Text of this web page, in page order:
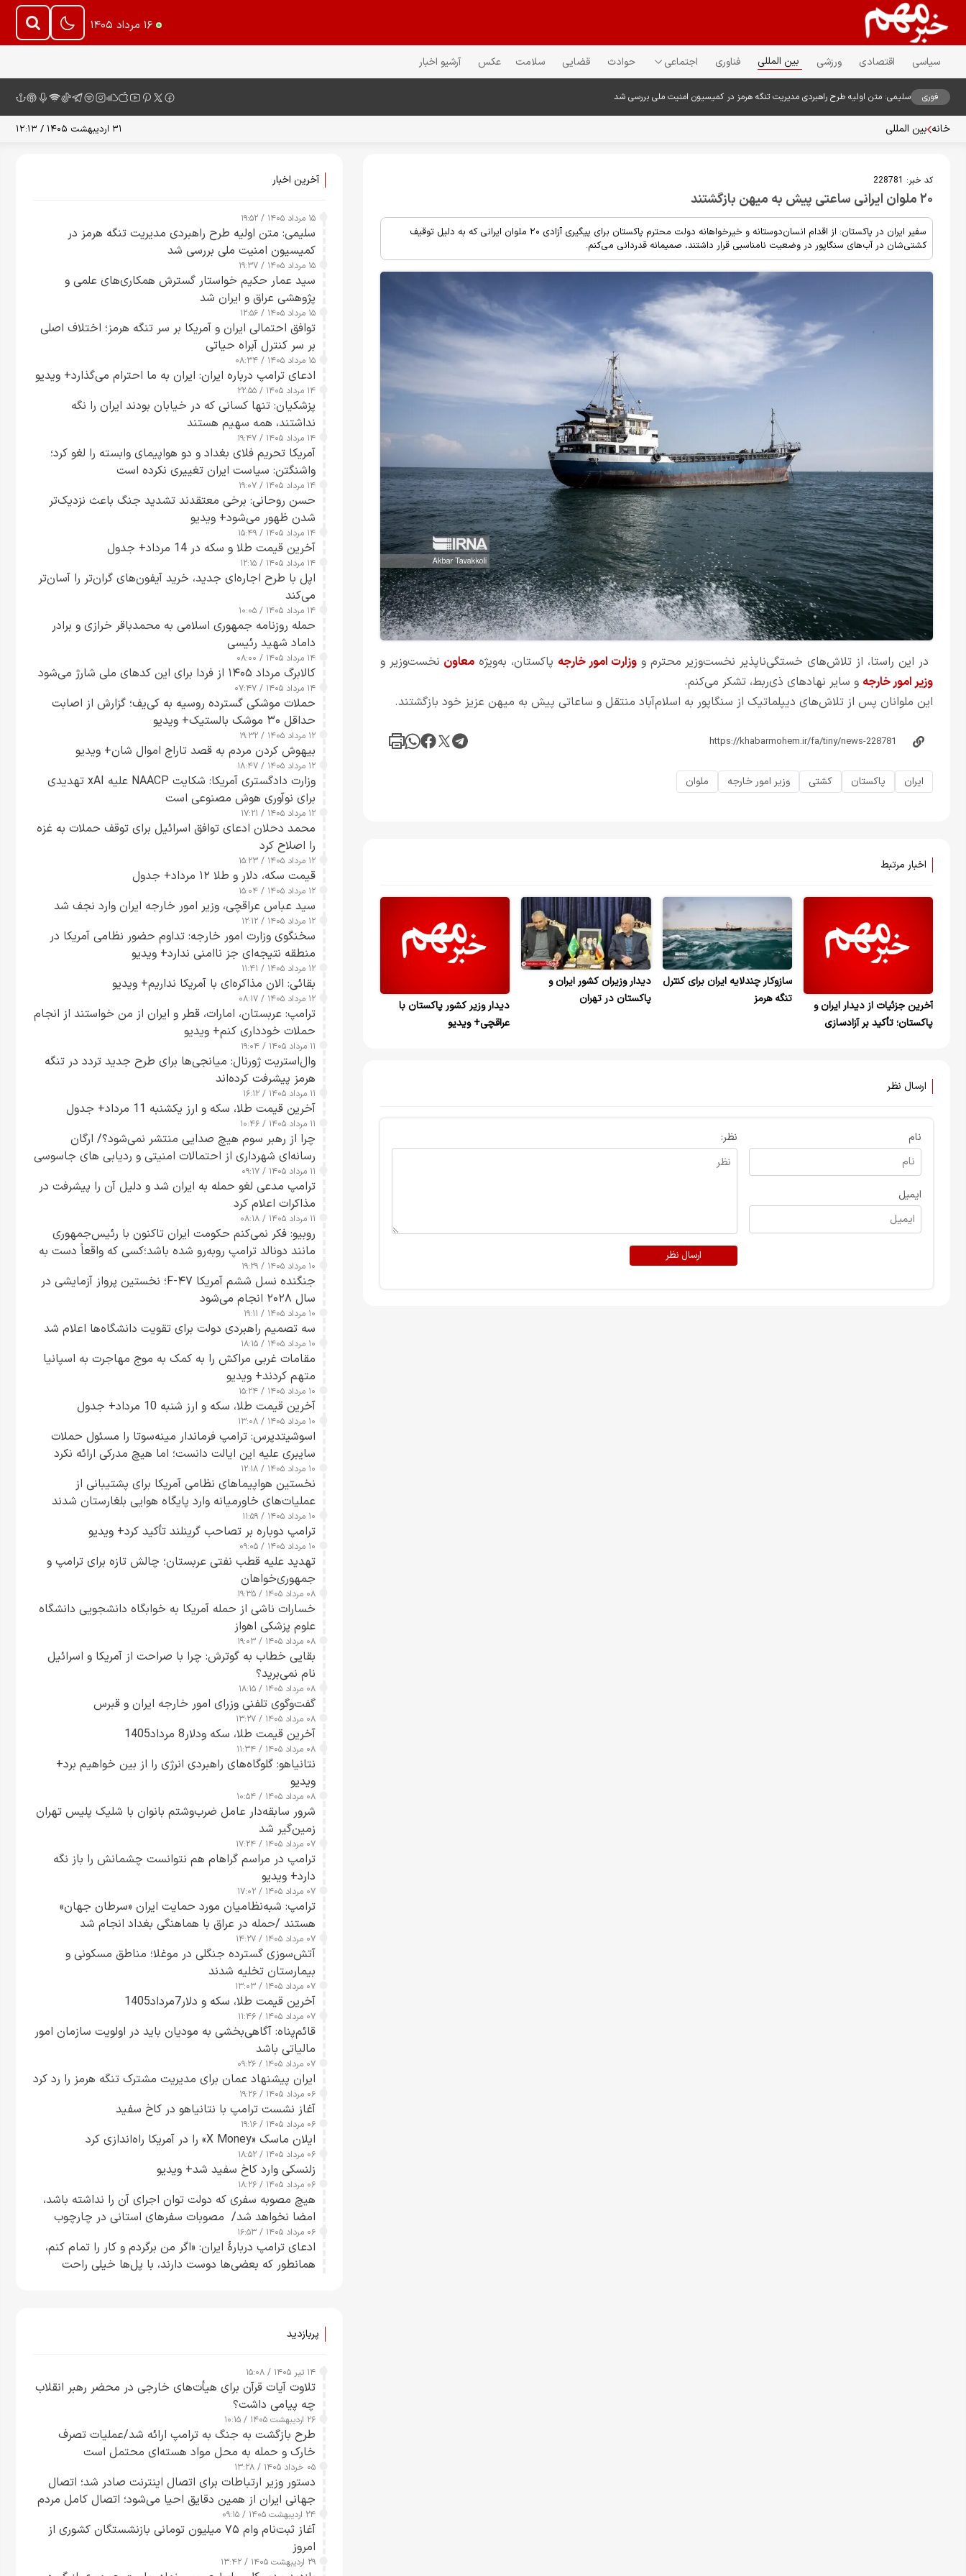
۱۶ مرداد ۱۴۰۵
سیاسی اقتصادی ورزشی بین المللی فناوری اجتماعی حوادث قضایی سلامت عکس آرشیو اخبار
فوری سلیمی: متن اولیه طرح راهبردی مدیریت تنگه هرمز در کمیسیون امنیت ملی بررسی شد
خانه بین المللی ۳۱ اردیبهشت ۱۴۰۵ / ۱۲:۱۳
کد خبر: 228781
۲۰ ملوان ایرانی ساعتی پیش به میهن بازگشتند
سفیر ایران در پاکستان: از اقدام انسان‌دوستانه و خیرخواهانه دولت محترم پاکستان برای پیگیری آزادی ۲۰ ملوان ایرانی که به دلیل توقیف
کشتی‌شان در آب‌های سنگاپور در وضعیت نامناسبی قرار داشتند، صمیمانه قدردانی می‌کنم.
در این راستا، از تلاش‌های خستگی‌ناپذیر نخست‌وزیر محترم ووزارت امور خارجه پاکستان، به‌ویژهمعاون نخست‌وزیر و
وزیر امور خارجه و سایر نهادهای ذی‌ربط، تشکر می‌کنم.
این ملوانان پس از تلاش‌های دیپلماتیک از سنگاپور به اسلام‌آباد منتقل و ساعاتی پیش به میهن عزیز خود بازگشتند.
ایران پاکستان کشتی وزیر امور خارجه ملوان
اخبار مرتبط
آخرین جزئیات از دیدار ایران و
پاکستان؛ تأکید بر آزادسازی
سازوکار چندلایه ایران برای کنترل
تنگه هرمز
دیدار وزیران کشور ایران و
پاکستان در تهران
دیدار وزیر کشور پاکستان با
عراقچی+ ویدیو
ارسال نظر
نام
ایمیل
نظر:
ارسال نظر
آخرین اخبار
۱۵ مرداد ۱۴۰۵ / ۱۹:۵۲
سلیمی: متن اولیه طرح راهبردی مدیریت تنگه هرمز در
کمیسیون امنیت ملی بررسی شد
۱۵ مرداد ۱۴۰۵ / ۱۹:۳۷
سید عمار حکیم خواستار گسترش همکاری‌های علمی و
پژوهشی عراق و ایران شد
۱۵ مرداد ۱۴۰۵ / ۱۲:۵۶
توافق احتمالی ایران و آمریکا بر سر تنگه هرمز؛ اختلاف اصلی
بر سر کنترل آبراه حیاتی
۱۵ مرداد ۱۴۰۵ / ۰۸:۳۴
ادعای ترامپ درباره ایران: ایران به ما احترام می‌گذارد+ ویدیو
۱۴ مرداد ۱۴۰۵ / ۲۲:۵۵
پزشکیان: تنها کسانی که در خیابان بودند ایران را نگه
نداشتند، همه سهیم هستند
۱۴ مرداد ۱۴۰۵ / ۱۹:۴۷
آمریکا تحریم فلای بغداد و دو هواپیمای وابسته را لغو کرد؛
واشنگتن: سیاست ایران تغییری نکرده است
۱۴ مرداد ۱۴۰۵ / ۱۹:۰۷
حسن روحانی: برخی معتقدند تشدید جنگ باعث نزدیک‌تر
شدن ظهور می‌شود+ ویدیو
۱۴ مرداد ۱۴۰۵ / ۱۵:۴۹
آخرین قیمت طلا و سکه در 14 مرداد+ جدول
۱۴ مرداد ۱۴۰۵ / ۱۲:۱۵
اپل با طرح اجاره‌ای جدید، خرید آیفون‌های گران‌تر را آسان‌تر
می‌کند
۱۴ مرداد ۱۴۰۵ / ۱۰:۰۵
حمله روزنامه جمهوری اسلامی به محمدباقر خرازی و برادر
داماد شهید رئیسی
۱۴ مرداد ۱۴۰۵ / ۰۸:۰۰
کالابرگ مرداد ۱۴۰۵ از فردا برای این کدهای ملی شارژ می‌شود
۱۴ مرداد ۱۴۰۵ / ۰۷:۴۷
حملات موشکی گسترده روسیه به کی‌یف؛ گزارش از اصابت
حداقل ۳۰ موشک بالستیک+ ویدیو
۱۲ مرداد ۱۴۰۵ / ۱۹:۳۲
بیهوش کردن مردم به قصد تاراج اموال شان+ ویدیو
۱۲ مرداد ۱۴۰۵ / ۱۸:۴۷
وزارت دادگستری آمریکا: شکایت NAACP علیه xAI تهدیدی
برای نوآوری هوش مصنوعی است
۱۲ مرداد ۱۴۰۵ / ۱۷:۲۱
محمد دحلان ادعای توافق اسرائیل برای توقف حملات به غزه
را اصلاح کرد
۱۲ مرداد ۱۴۰۵ / ۱۵:۲۳
قیمت سکه، دلار و طلا ۱۲ مرداد+ جدول
۱۲ مرداد ۱۴۰۵ / ۱۵:۰۴
سید عباس عراقچی، وزیر امور خارجه ایران وارد نجف شد
۱۲ مرداد ۱۴۰۵ / ۱۲:۱۲
سخنگوی وزارت امور خارجه: تداوم حضور نظامی آمریکا در
منطقه نتیجه‌ای جز ناامنی ندارد+ ویدیو
۱۲ مرداد ۱۴۰۵ / ۱۱:۴۱
بقائی: الان مذاکره‌ای با آمریکا نداریم+ ویدیو
۱۲ مرداد ۱۴۰۵ / ۰۸:۱۷
ترامپ: عربستان، امارات، قطر و ایران از من خواستند از انجام
حملات خودداری کنم+ ویدیو
۱۱ مرداد ۱۴۰۵ / ۱۹:۰۴
وال‌استریت ژورنال: میانجی‌ها برای طرح جدید تردد در تنگه
هرمز پیشرفت کرده‌اند
۱۱ مرداد ۱۴۰۵ / ۱۶:۱۲
آخرین قیمت طلا، سکه و ارز یکشنبه 11 مرداد+ جدول
۱۱ مرداد ۱۴۰۵ / ۱۰:۴۶
چرا از رهبر سوم هیچ صدایی منتشر نمی‌شود؟/ ارگان
رسانه‌ای شهرداری از احتمالات امنیتی و ردیابی های جاسوسی
گفت
۱۱ مرداد ۱۴۰۵ / ۰۹:۱۷
ترامپ مدعی لغو حمله به ایران شد و دلیل آن را پیشرفت در
مذاکرات اعلام کرد
۱۱ مرداد ۱۴۰۵ / ۰۸:۱۸
روبیو: فکر نمی‌کنم حکومت ایران تاکنون با رئیس‌جمهوری
مانند دونالد ترامپ روبه‌رو شده باشد؛کسی که واقعاً دست به
اقدام می‌زند
۱۰ مرداد ۱۴۰۵ / ۱۹:۲۹
جنگنده نسل ششم آمریکا F-۴۷؛ نخستین پرواز آزمایشی در
سال ۲۰۲۸ انجام می‌شود
۱۰ مرداد ۱۴۰۵ / ۱۹:۱۱
سه تصمیم راهبردی دولت برای تقویت دانشگاه‌ها اعلام شد
۱۰ مرداد ۱۴۰۵ / ۱۸:۱۵
مقامات غربی مراکش را به کمک به موج مهاجرت به اسپانیا
متهم کردند+ ویدیو
۱۰ مرداد ۱۴۰۵ / ۱۵:۲۴
آخرین قیمت طلا، سکه و ارز شنبه 10 مرداد+ جدول
۱۰ مرداد ۱۴۰۵ / ۱۳:۰۸
اسوشیتدپرس: ترامپ فرماندار مینه‌سوتا را مسئول حملات
سایبری علیه این ایالت دانست؛ اما هیچ مدرکی ارائه نکرد
۱۰ مرداد ۱۴۰۵ / ۱۲:۱۸
نخستین هواپیماهای نظامی آمریکا برای پشتیبانی از
عملیات‌های خاورمیانه وارد پایگاه هوایی بلغارستان شدند
۱۰ مرداد ۱۴۰۵ / ۱۱:۵۹
ترامپ دوباره بر تصاحب گرینلند تأکید کرد+ ویدیو
۱۰ مرداد ۱۴۰۵ / ۰۹:۰۵
تهدید علیه قطب نفتی عربستان؛ چالش تازه برای ترامپ و
جمهوری‌خواهان
۰۸ مرداد ۱۴۰۵ / ۱۹:۳۵
خسارات ناشی از حمله آمریکا به خوابگاه دانشجویی دانشگاه
علوم پزشکی اهواز
۰۸ مرداد ۱۴۰۵ / ۱۹:۰۳
بقایی خطاب به گوترش: چرا با صراحت از آمریکا و اسرائیل
نام نمی‌برید؟
۰۸ مرداد ۱۴۰۵ / ۱۸:۱۵
گفت‌وگوی تلفنی وزرای امور خارجه ایران و قبرس
۰۸ مرداد ۱۴۰۵ / ۱۳:۲۷
آخرین قیمت طلا، سکه ودلار8 مرداد1405
۰۸ مرداد ۱۴۰۵ / ۱۱:۳۴
نتانیاهو: گلوگاه‌های راهبردی انرژی را از بین خواهیم برد+
ویدیو
۰۸ مرداد ۱۴۰۵ / ۱۰:۵۴
شرور سابقه‌دار عامل ضرب‌وشتم بانوان با شلیک پلیس تهران
زمین‌گیر شد
۰۷ مرداد ۱۴۰۵ / ۱۷:۲۴
ترامپ در مراسم گراهام هم نتوانست چشمانش را باز نگه
دارد+ ویدیو
۰۷ مرداد ۱۴۰۵ / ۱۷:۰۲
ترامپ: شبه‌نظامیان مورد حمایت ایران «سرطان جهان»
هستند /حمله در عراق با هماهنگی بغداد انجام شد
۰۷ مرداد ۱۴۰۵ / ۱۴:۲۷
آتش‌سوزی گسترده جنگلی در موغلا؛ مناطق مسکونی و
بیمارستان تخلیه شدند
۰۷ مرداد ۱۴۰۵ / ۱۳:۰۳
آخرین قیمت طلا، سکه و دلار7مرداد1405
۰۷ مرداد ۱۴۰۵ / ۱۱:۴۶
قائم‌پناه: آگاهی‌بخشی به مودیان باید در اولویت سازمان امور
مالیاتی باشد
۰۷ مرداد ۱۴۰۵ / ۰۹:۲۶
ایران پیشنهاد عمان برای مدیریت مشترک تنگه هرمز را رد کرد
۰۶ مرداد ۱۴۰۵ / ۱۹:۲۶
آغاز نشست ترامپ با نتانیاهو در کاخ سفید
۰۶ مرداد ۱۴۰۵ / ۱۹:۱۶
ایلان ماسک «X Money» را در آمریکا راه‌اندازی کرد
۰۶ مرداد ۱۴۰۵ / ۱۸:۵۲
زلنسکی وارد کاخ سفید شد+ ویدیو
۰۶ مرداد ۱۴۰۵ / ۱۸:۲۶
هیچ مصوبه سفری که دولت توان اجرای آن را نداشته باشد،
امضا نخواهد شد/ مصوبات سفرهای استانی در چارچوب
قانون بودجه است+ عکس
۰۶ مرداد ۱۴۰۵ / ۱۶:۵۳
ادعای ترامپ دربارهٔ ایران: «اگر من برگردم و کار را تمام کنم،
همانطور که بعضی‌ها دوست دارند، با پل‌ها خیلی راحت
پربازدید
۱۴ تیر ۱۴۰۵ / ۱۵:۰۸
تلاوت آیات قرآن برای هیأت‌های خارجی در محضر رهبر انقلاب
چه پیامی داشت؟
۲۶ اردیبهشت ۱۴۰۵ / ۱۰:۱۵
طرح‌ بازگشت به جنگ به ترامپ ارائه شد/عملیات تصرف
خارک و حمله به محل مواد هسته‌ای محتمل است
۰۵ خرداد ۱۴۰۵ / ۱۳:۲۸
دستور وزیر ارتباطات برای اتصال اینترنت صادر شد؛ اتصال
جهانی ایران از همین دقایق احیا می‌شود؛ اتصال کامل مردم
تا ۲۴ ساعت آینده
۲۴ اردیبهشت ۱۴۰۵ / ۰۹:۱۵
آغاز ثبت‌نام وام ۷۵ میلیون تومانی بازنشستگان کشوری از
امروز
۲۹ اردیبهشت ۱۴۰۵ / ۱۳:۴۲